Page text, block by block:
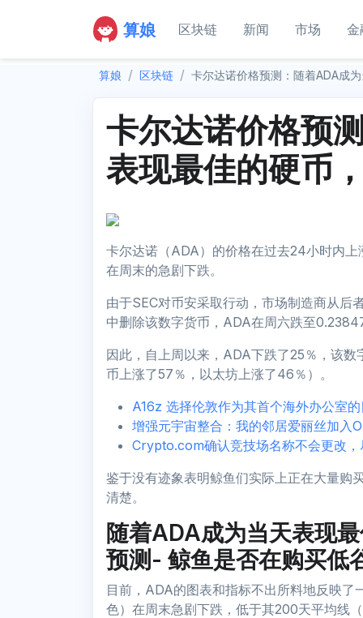
算娘 区块链 新闻 市场 金
算娘 区块链 卡尔达诺价格预测：随着ADA成
卡尔达诺价格预
表现最佳的硬币
卡尔达诺（ADA）的价格在过去24小时内
在周末的急剧下跌。
由于SEC对币安采取行动，市场制造商从
中删除该数字货币，ADA在周六跌至
因此，自上周以来，ADA下跌了25％，该
币上涨了57％，以太坊上涨了46％）。
A16z 选择伦敦作为其首个海外办公室
增强元宇宙整合：我的邻居爱丽丝加入
Crypto.com确认竞技场名称不会更改，
鉴于没有迹象表明鲸鱼们实际上正在大量购
清楚。
随着ADA成为当天表现
预测- 鲸鱼是否在购买低
目前，ADA的图表和指标不出所料地反映
色）在周末急剧下跌，低于其200天平均线（